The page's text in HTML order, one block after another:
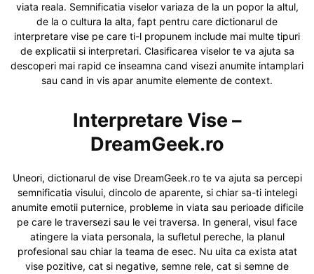
viata reala. Semnificatia viselor variaza de la un popor la altul,
de la o cultura la alta, fapt pentru care dictionarul de
interpretare vise pe care ti-l propunem include mai multe tipuri
de explicatii si interpretari. Clasificarea viselor te va ajuta sa
descoperi mai rapid ce inseamna cand visezi anumite intamplari
sau cand in vis apar anumite elemente de context.
Interpretare Vise –
DreamGeek.ro
Uneori, dictionarul de vise DreamGeek.ro te va ajuta sa percepi
semnificatia visului, dincolo de aparente, si chiar sa-ti intelegi
anumite emotii puternice, probleme in viata sau perioade dificile
pe care le traversezi sau le vei traversa. In general, visul face
atingere la viata personala, la sufletul pereche, la planul
profesional sau chiar la teama de esec. Nu uita ca exista atat
vise pozitive, cat si negative, semne rele, cat si semne de